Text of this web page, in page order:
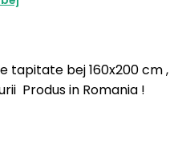
tapitate bej 160x200 cm ,
Produs in Romania !